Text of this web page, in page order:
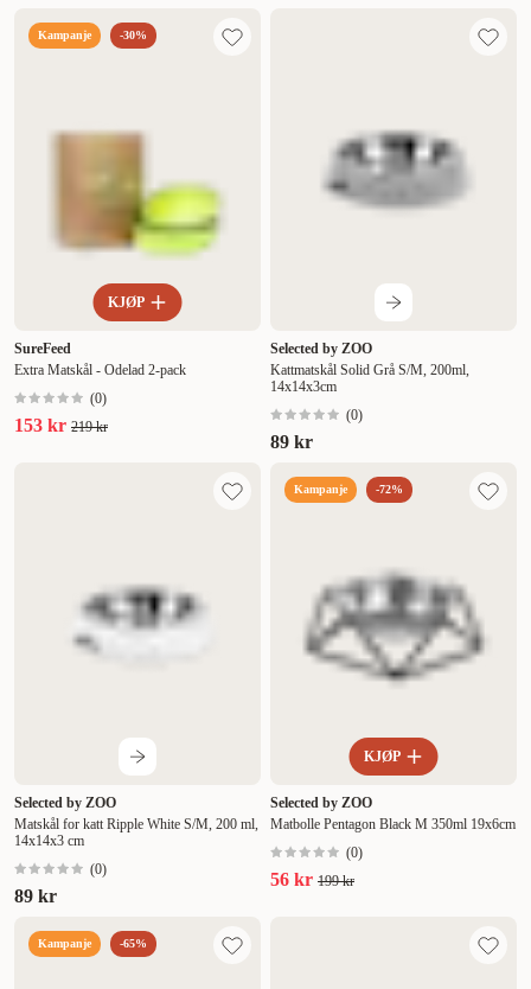
Kampanje -30%
KJØP
SureFeed
Extra Matskål - Odelad 2-pack
(0)
153 kr 219 kr
Selected by ZOO
Kattmatskål Solid Grå S/M, 200ml,
14x14x3cm
(0)
89 kr
Selected by ZOO
Matskål for katt Ripple White S/M, 200 ml,
14x14x3 cm
(0)
89 kr
Kampanje -72%
KJØP
Selected by ZOO
Matbolle Pentagon Black M 350ml 19x6cm
(0)
56 kr 199 kr
Kampanje -65%